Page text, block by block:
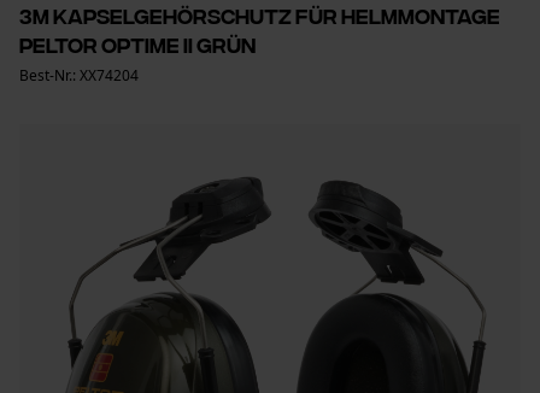
3M Kapselgehörschutz für Helmmontage
Peltor Optime II Grün
Best-Nr.: XX74204